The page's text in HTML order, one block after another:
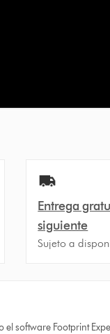
Entrega
siguiente
Sujeto a
software Footprint